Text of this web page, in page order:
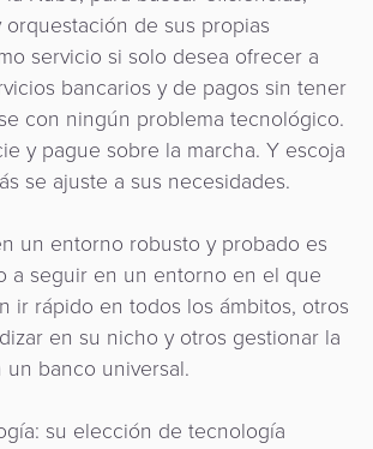
de sus propias
servicio si solo desea ofrecer a
bancarios y de pagos sin tener
con ningún problema tecnológico.
y pague sobre la marcha. Y escoja
se ajuste a sus necesidades.
un entorno robusto y probado es
a seguir en un entorno en el que
ir rápido en todos los ámbitos, otros
en su nicho y otros gestionar la
banco universal.
su elección de tecnología